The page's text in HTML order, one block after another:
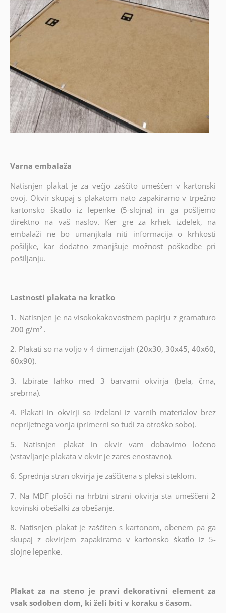
Varna embalaža
Natisnjen plakat je za večjo zaščito umeščen v kartonski
ovoj. Okvir skupaj s plakatom nato zapakiramo v trpežno
kartonsko škatlo iz lepenke (5-slojna) in ga pošljemo
direktno na vaš naslov. Ker gre za krhek izdelek, na
embalaži ne bo umanjkala niti informacija o krhkosti
pošiljke, kar dodatno zmanjšuje možnost poškodbe pri
pošiljanju.
Lastnosti plakata na kratko
1. Natisnjen je na visokokakovostnem papirju z gramaturo
200 g/m² .
2. Plakati so na voljo v 4 dimenzijah(20x30, 30x45, 40x60,
60x90).
3. Izbirate lahko med 3 barvami okvirja (bela, črna,
srebrna).
4. Plakati in okvirji so izdelani iz varnih materialov brez
neprijetnega vonja (primerni so tudi za otroško sobo).
5. Natisnjen plakat in okvir vam dobavimo ločeno
(vstavljanje plakata v okvir je zares enostavno).
6. Sprednja stran okvirja je zaščitena s pleksi steklom.
7. Na MDF plošči na hrbtni strani okvirja sta umeščeni 2
kovinski obešalki za obešanje.
8. Natisnjen plakat je zaščiten s kartonom, obenem pa ga
skupaj z okvirjem zapakiramo v kartonsko škatlo iz 5-
slojne lepenke.
Plakat za na steno je pravi dekorativni element za
vsak sodoben dom, ki želi biti v koraku s časom.